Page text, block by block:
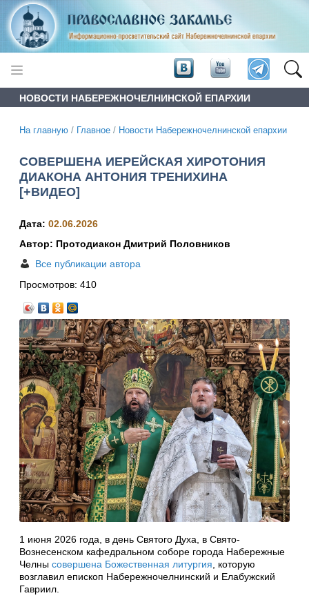
НОВОСТИ НАБЕРЕЖНОЧЕЛНИНСКОЙ ЕПАРХИИ
На главную / Главное / Новости Набережночелнинской епархии
СОВЕРШЕНА ИЕРЕЙСКАЯ ХИРОТОНИЯ
ДИАКОНА АНТОНИЯ ТРЕНИХИНА
[+ВИДЕО]
Дата: 02.06.2026
Автор: Протодиакон Дмитрий Половников
Все публикации автора
Просмотров: 410
1 июня 2026 года, в день Святого Духа, в Свято-
Вознесенском кафедральном соборе города Набережные
Челны совершена Божественная литургия , которую
возглавил епископ Набережночелнинский и Елабужский
Гавриил.